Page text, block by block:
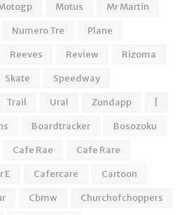
Motus
Mr Martin
Numero Tre
Plane
Reeves Review
Rizoma
Skate
Speedway
Trail Ural Zundapp
[
Boardtracker
Bosozoku
Cafe Rae
Cafe Rare
E Cafercare
Cartoon
Cbmw
Churchofchoppers